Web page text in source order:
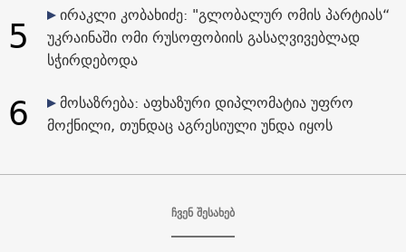
5
ირაკლი კობახიძე: "გლობალურ ომის პარტიას“
უკრაინაში ომი რუსოფობიის გასაღვივებლად
სჭირდებოდა
6
მოსაზრება: აფხაზური დიპლომატია უფრო
მოქნილი, თუნდაც აგრესიული უნდა იყოს
ჩვენ შესახებ